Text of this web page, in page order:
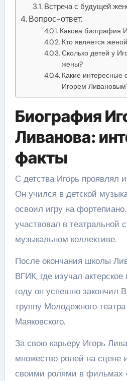
Встреча с будущей
Вопрос-ответ:
Какова биография
Кто является
Сколько детей у
жены?
Какие интересные
Игорем
Биография
Ливанова:
факты
С детства Игорь проявлял
Он учился в детской
освоил игру на
участвовал в театральной
музыкальном коллективе.
После окончания школы
ВГИК, где изучал
году он успешно закончил
труппу Молодежного
Маяковского.
За свою карьеру Игорь
множество ролей на сцене
своими ролями в фильмах